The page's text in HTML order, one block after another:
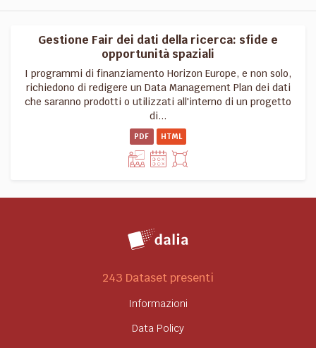
Gestione Fair dei dati della ricerca: sfide e
opportunità spaziali
I programmi di finanziamento Horizon Europe, e non solo,
richiedono di redigere un Data Management Plan dei dati
che saranno prodotti o utilizzati all'interno di un progetto
di...
PDF HTML
243 Dataset presenti
Informazioni
Data Policy